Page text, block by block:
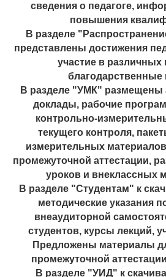
сведения о педагоге,
повышения
В разделе
представлены достижения
участие в различных
благодарственные
В разделе "УМК" размещены
доклады, рабочие
контрольно-
текущего контроля,
измерительных
промежуточной аттестации,
уроков и внеклассных
В разделе "Студентам" к
методические указания
внеаудиторной
студентов, курсы лекций,
Предложены материалы
промежуточной
В разделе "УИД" к